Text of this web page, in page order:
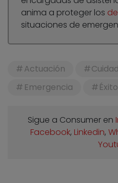
anima a proteger los
situaciones de
Actuación
Emergencia
Éxito
Sigue a Consumer en
Facebook, Linkedin,